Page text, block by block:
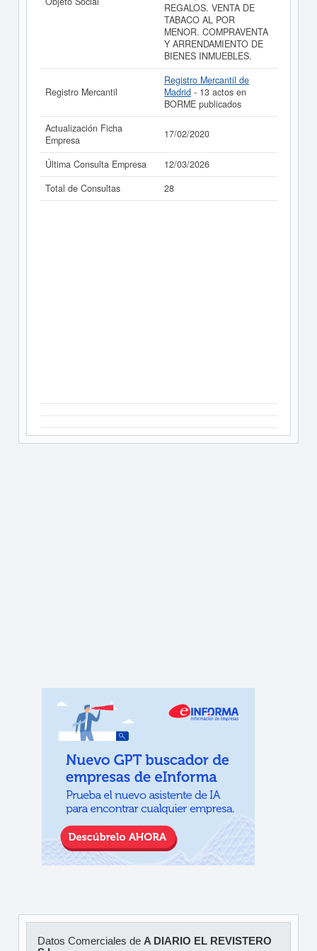
realizado el 17/02/2020.REGALOS. VENTA DE
TABACO AL POR
MENOR. COMPRAVENTA
Y ARRENDAMIENTO DE
BIENES INMUEBLES.
Registro Mercantil
Registro Mercantil de
Madrid - 13 actos en
BORME publicados
Actualización Ficha
Empresa
17/02/2020
Última Consulta Empresa
12/03/2026
Total de Consultas
28
Datos Comerciales de A DIARIO EL REVISTERO